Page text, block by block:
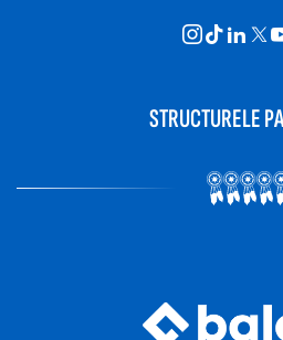
STRUCTURELE